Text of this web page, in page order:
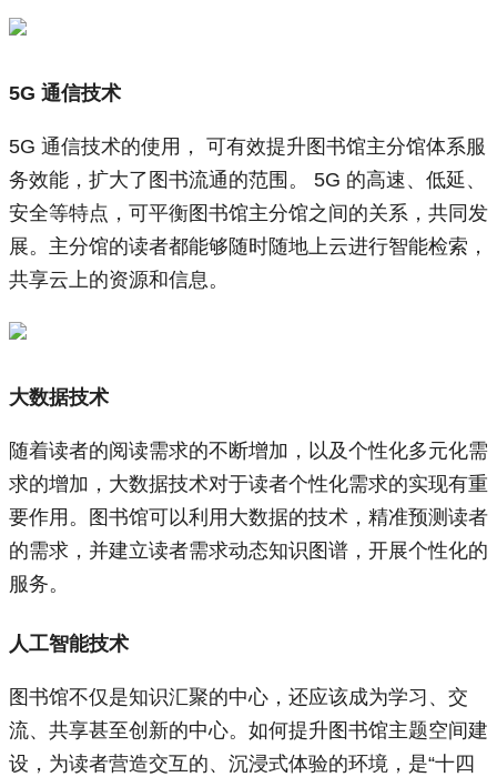
5G 通信技术
5G 通信技术的使用， 可有效提升图书馆主分馆体系服
务效能，扩大了图书流通的范围。 5G 的高速、低延、
安全等特点，可平衡图书馆主分馆之间的关系，共同发
展。主分馆的读者都能够随时随地上云进行智能检索，
共享云上的资源和信息。
大数据技术
随着读者的阅读需求的不断增加，以及个性化多元化需
求的增加，大数据技术对于读者个性化需求的实现有重
要作用。图书馆可以利用大数据的技术，精准预测读者
的需求，并建立读者需求动态知识图谱，开展个性化的
服务。
人工智能技术
图书馆不仅是知识汇聚的中心，还应该成为学习、交
流、共享甚至创新的中心。如何提升图书馆主题空间建
设，为读者营造交互的、沉浸式体验的环境，是“十四